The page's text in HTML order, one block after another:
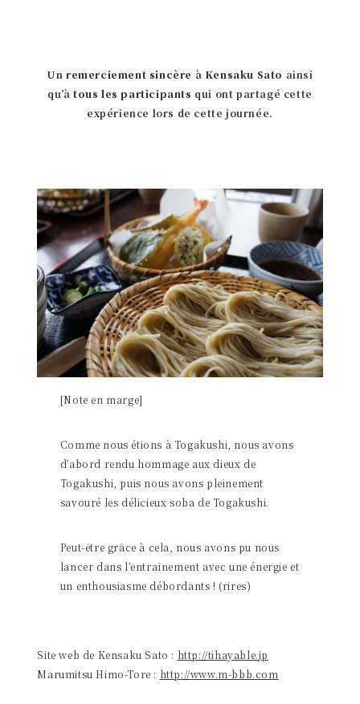
Unremerciement sincère à Kensaku Sato ainsi
qu’àtous les participants qui ont partagé cette
expérience lors de cette journée.
[Note en marge]
Comme nous étions à Togakushi, nous avons
d’abord rendu hommage aux dieux de
Togakushi, puis nous avons pleinement
savouré les délicieux soba de Togakushi.
Peut-être grâce à cela, nous avons pu nous
lancer dans l’entraînement avec une énergie et
un enthousiasme débordants ! (rires)
Site web de Kensaku Sato : http://tihayable.jp
Marumitsu Himo-Tore : http://www.m-bbb.com